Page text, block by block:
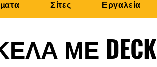
Σίτες Εργαλεία
ΜΕ DECK